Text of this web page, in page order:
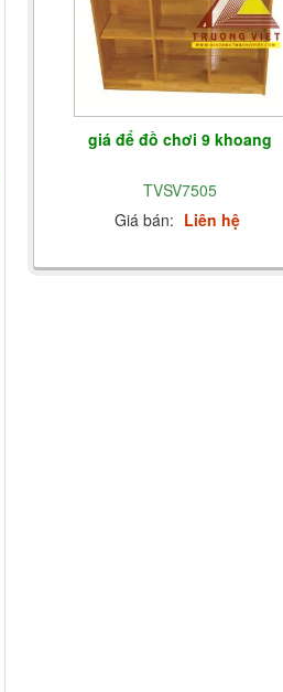
giá để đồ chơi 9 khoang
TVSV7505
Giá bán: Liên hệ